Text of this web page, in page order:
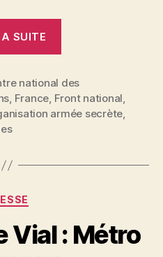
SUITE
national des
, France, Front national,
armée secrète,
Catégories
Vial : Métro
P
a